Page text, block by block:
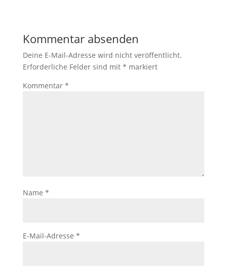
Kommentar absenden
Deine E-Mail-Adresse wird nicht veröffentlicht.
Erforderliche Felder sind mit * markiert
Kommentar *
Name *
E-Mail-Adresse *